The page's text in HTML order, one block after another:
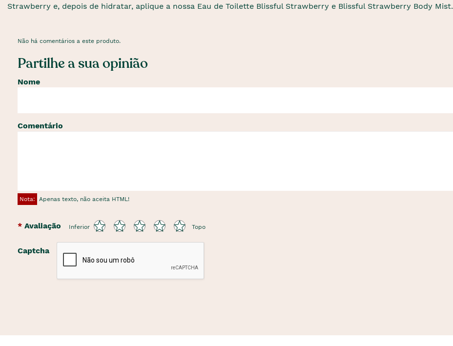
Strawberry e, depois de hidratar, aplique a nossa Eau de Toilette Blissful Strawberry e Blissful Strawberry Body Mist.
Não há comentários a este produto.
Partilhe a sua opinião
Nome
Comentário
Nota: Apenas texto, não aceita HTML!
Avaliação Inferior Topo
Captcha